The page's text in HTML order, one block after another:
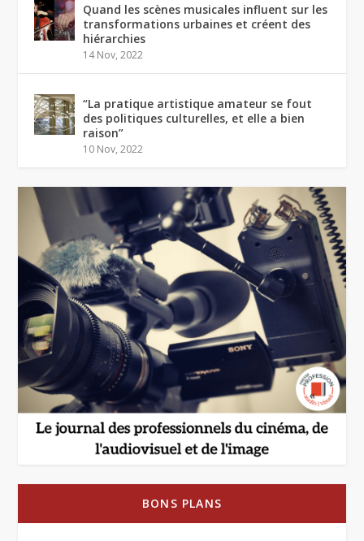
Quand les scènes musicales influent sur les
transformations urbaines et créent des
hiérarchies
14 Nov, 2022
“La pratique artistique amateur se fout
des politiques culturelles, et elle a bien
raison”
10 Nov, 2022
BONS PLANS